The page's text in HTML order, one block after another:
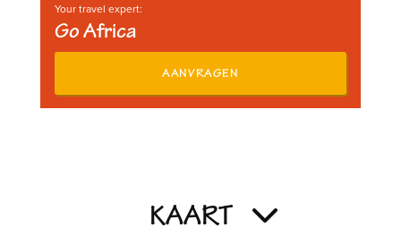
Your travel expert:
Go Africa
AANVRAGEN
KAART